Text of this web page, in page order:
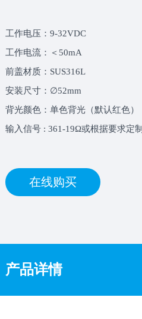
工作电压：9-32VDC
工作电流：＜50mA
前盖材质：SUS316L
安装尺寸：∅52mm
背光颜色：单色背光（默认红色）
输入信号 : 361-19Ω或根据要求定制
在线购买
产品详情